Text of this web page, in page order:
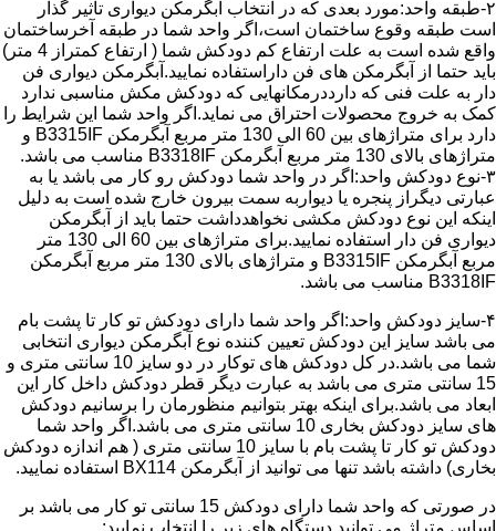
۲-طبقه واحد:مورد بعدی که در انتخاب آبگرمکن دیواری تاثیر گذار
است طبقه وقوع ساختمان است،اگر واحد شما در طبقه آخرساختمان
واقع شده است به علت ارتفاع کم دودکش شما ( ارتفاع کمتراز 4 متر)
باید حتما از آبگرمکن های فن داراستفاده نمایید.آبگرمکن دیواری فن
دار به علت فنی که دارددرمکانهایی که دودکش مکش مناسبی ندارد
کمک به خروج محصولات احتراق می نماید.اگر واحد شما این شرایط را
دارد برای متراژهای بین 60 الی 130 متر مربع آبگرمکن B3315IF و
متراژهای بالای 130 متر مربع آبگرمکن B3318IF مناسب می باشد.
۳-نوع دودکش واحد:اگر در واحد شما دودکش رو کار می باشد یا به
عبارتی دیگراز پنجره یا دیواربه سمت بیرون خارج شده است به دلیل
اینکه این نوع دودکش مکشی نخواهدداشت حتما باید از آبگرمکن
دیواری فن دار استفاده نمایید.برای متراژهای بین 60 الی 130 متر
مربع آبگرمکن B3315IF و متراژهای بالای 130 متر مربع آبگرمکن
B3318IF مناسب می باشد.
۴-سایز دودکش واحد:اگر واحد شما دارای دودکش تو کار تا پشت بام
می باشد سایز این دودکش تعیین کننده نوع آبگرمکن دیواری انتخابی
شما می باشد.در کل دودکش های توکار در دو سایز 10 سانتی متری و
15 سانتی متری می باشد به عبارت دیگر قطر دودکش داخل کار این
ابعاد می باشد.برای اینکه بهتر بتوانیم منظورمان را برسانیم دودکش
های سایز دودکش بخاری 10 سانتی متری می باشد.اگر واحد شما
دودکش تو کار تا پشت بام با سایز 10 سانتی متری ( هم اندازه دودکش
بخاری) داشته باشد تنها می توانید از آبگرمکن BX114 استفاده نمایید.
در صورتی که واحد شما دارای دودکش 15 سانتی تو کار می باشد بر
اساس متراژ می توانید دستگاه های زیر را انتخاب نمایید: